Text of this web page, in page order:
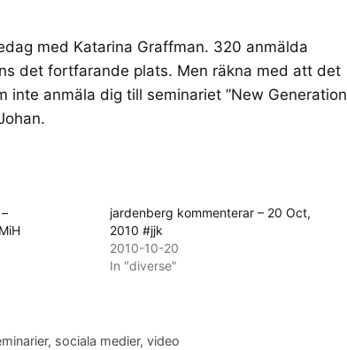
med Katarina Graffman. 320 anmälda
det fortfarande plats. Men räkna med att det
inte anmäla dig till seminariet ”New Generation
jardenberg kommenterar – 20 Oct,
2010 #jjk
2010-10-20
In "diverse"
, sociala medier,video